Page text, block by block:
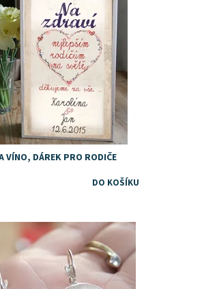
VÍNO, DÁREK PRO RODIČE